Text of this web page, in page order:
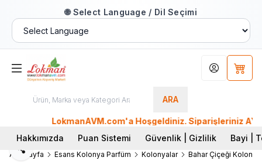
🌐 Select Language / Dil Seçimi
ARA
Hesabım
LokmanAVM.com'a Hoşgeldiniz. Siparişleriniz AYNI
Hakkımızda
Puan Sistemi Güvenlik | Gizlilik Bayi |
Ana Sayfa Esans Kolonya Parfüm Kolonyalar Bahar Çiçeği
Paylaş